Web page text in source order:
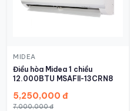
MIDEA
Điều hòa Midea 1 chiều
12.000BTU MSAFII-13CRN8
5,250,000 đ
7,000,000 đ